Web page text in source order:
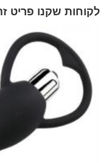
לקוחות שקנו פריט
carousel